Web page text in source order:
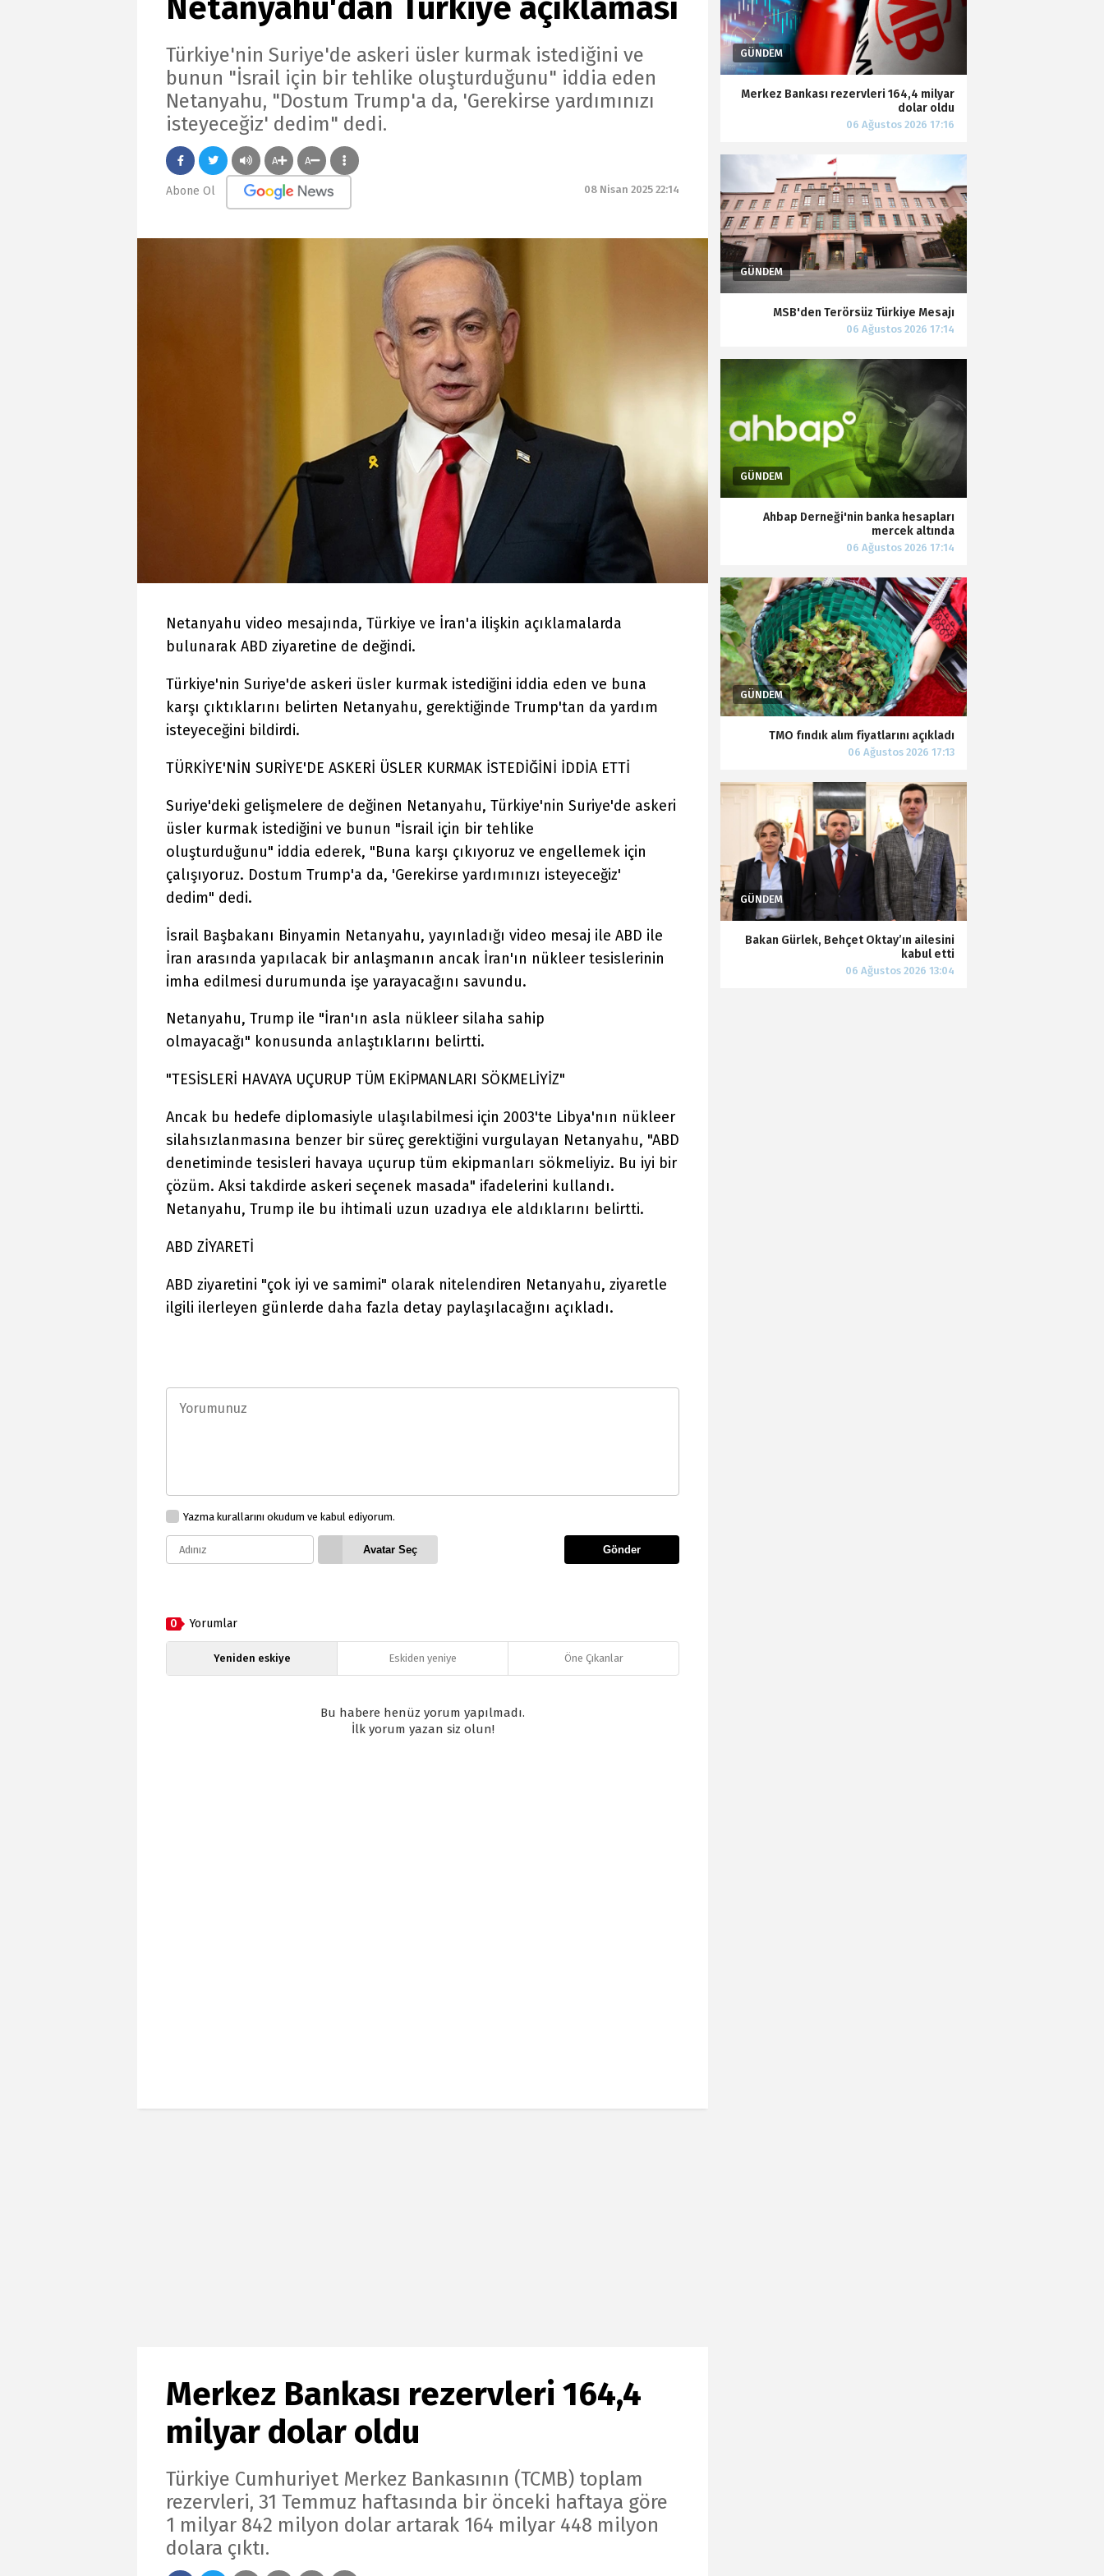
Netanyahu'dan Türkiye açıklaması
Türkiye'nin Suriye'de askeri üsler kurmak istediğini ve
bunun "İsrail için bir tehlike oluşturduğunu" iddia eden
Netanyahu, "Dostum Trump'a da, 'Gerekirse yardımınızı
isteyeceğiz' dedim" dedi.
A A
Abone Ol 08 Nisan 2025 22:14
Netanyahu video mesajında, Türkiye ve İran'a ilişkin açıklamalarda
bulunarak ABD ziyaretine de değindi.
Türkiye'nin Suriye'de askeri üsler kurmak istediğini iddia eden ve buna
karşı çıktıklarını belirten Netanyahu, gerektiğinde Trump'tan da yardım
isteyeceğini bildirdi.
TÜRKİYE'NİN SURİYE'DE ASKERİ ÜSLER KURMAK İSTEDİĞİNİ İDDİA ETTİ
Suriye'deki gelişmelere de değinen Netanyahu, Türkiye'nin Suriye'de askeri
üsler kurmak istediğini ve bunun "İsrail için bir tehlike
oluşturduğunu" iddia ederek, "Buna karşı çıkıyoruz ve engellemek için
çalışıyoruz. Dostum Trump'a da, 'Gerekirse yardımınızı isteyeceğiz'
dedim" dedi.
İsrail Başbakanı Binyamin Netanyahu, yayınladığı video mesaj ile ABD ile
İran arasında yapılacak bir anlaşmanın ancak İran'ın nükleer tesislerinin
imha edilmesi durumunda işe yarayacağını savundu.
Netanyahu, Trump ile "İran'ın asla nükleer silaha sahip
olmayacağı" konusunda anlaştıklarını belirtti.
"TESİSLERİ HAVAYA UÇURUP TÜM EKİPMANLARI SÖKMELİYİZ"
Ancak bu hedefe diplomasiyle ulaşılabilmesi için 2003'te Libya'nın nükleer
silahsızlanmasına benzer bir süreç gerektiğini vurgulayan Netanyahu, "ABD
denetiminde tesisleri havaya uçurup tüm ekipmanları sökmeliyiz. Bu iyi bir
çözüm. Aksi takdirde askeri seçenek masada" ifadelerini kullandı.
Netanyahu, Trump ile bu ihtimali uzun uzadıya ele aldıklarını belirtti.
ABD ZİYARETİ
ABD ziyaretini "çok iyi ve samimi" olarak nitelendiren Netanyahu, ziyaretle
ilgili ilerleyen günlerde daha fazla detay paylaşılacağını açıkladı.
Yazma kurallarını okudum ve kabul ediyorum.
Avatar Seç Gönder
0 Yorumlar
Yeniden eskiye Eskiden yeniye Öne Çıkanlar
Bu habere henüz yorum yapılmadı.
İlk yorum yazan siz olun!
Merkez Bankası rezervleri 164,4
milyar dolar oldu
Türkiye Cumhuriyet Merkez Bankasının (TCMB) toplam
rezervleri, 31 Temmuz haftasında bir önceki haftaya göre
1 milyar 842 milyon dolar artarak 164 milyar 448 milyon
dolara çıktı.
Merkez Bankası rezervleri 164,4 milyar
dolar oldu
MSB'den Terörsüz Türkiye Mesajı
Ahbap Derneği'nin banka hesapları
mercek altında
TMO fındık alım fiyatlarını açıkladı
Bakan Gürlek, Behçet Oktay’ın ailesini
kabul etti